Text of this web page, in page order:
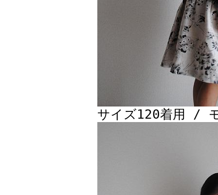
サイズ120着用 /